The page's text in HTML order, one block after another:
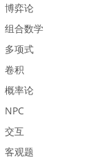
博弈论
组合数学
多项式
卷积
概率论
NPC
交互
客观题